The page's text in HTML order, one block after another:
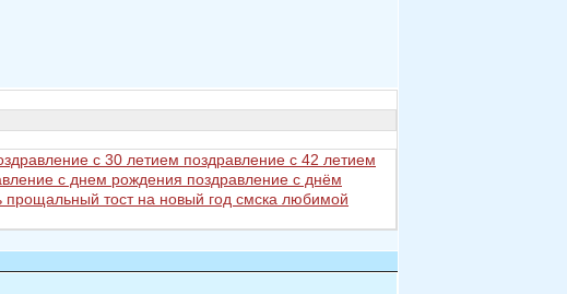
с 30 летием поздравление с 42 летием
с днем рождения поздравление с днём
прощальный тост на новый год смска любимой